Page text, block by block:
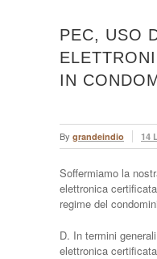
PEC, USO
IN
By grandeindio 14
Soffermiamo la
elettronica
regime del
D. In termini
elettronica